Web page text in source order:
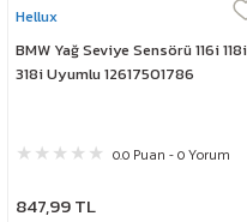
Hellux
BMW Yağ Seviye Sensörü 116i 118i
318i Uyumlu 12617501786
0.0 Puan - 0 Yorum
847,99 TL